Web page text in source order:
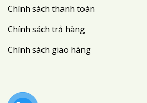
Chính sách thanh toán
Chính sách trả hàng
Chính sách giao hàng